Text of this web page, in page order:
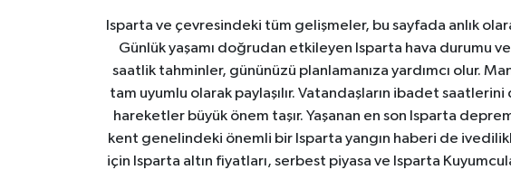
Isparta ve çevresindeki tüm gelişmeler, bu sayfada anlık
Günlük yaşamı doğrudan etkileyen Isparta hava durumu
saatlik tahminler, gününüzü planlamanıza yardımcı olur.
tam uyumlu olarak paylaşılır. Vatandaşların ibadet
hareketler büyük önem taşır. Yaşanan en son Isparta
kent genelindeki önemli bir Isparta yangın haberi de
için Isparta altın fiyatları, serbest piyasa ve Isparta